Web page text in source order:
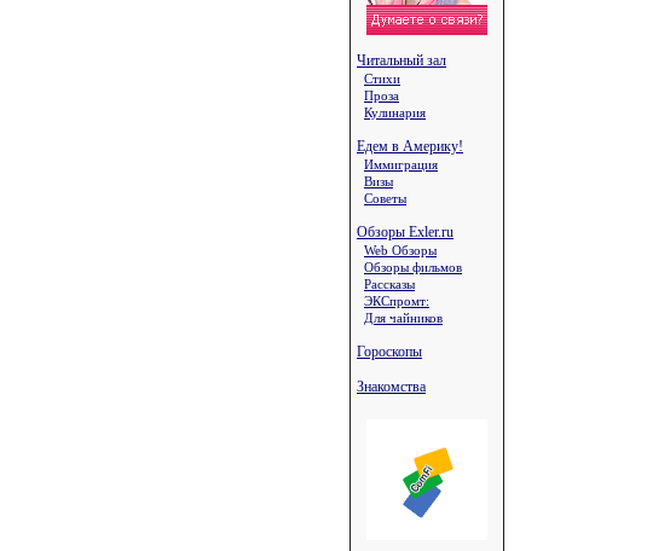
Читальный зал
Стихи
Проза
Кулинария
Едем в Америку!
Иммиграция
Визы
Советы
Обзоры Exler.ru
Web Обзоры
Обзоры фильмов
Рассказы
ЭКСпромт:
Для чайников
Гороскопы
Знакомства